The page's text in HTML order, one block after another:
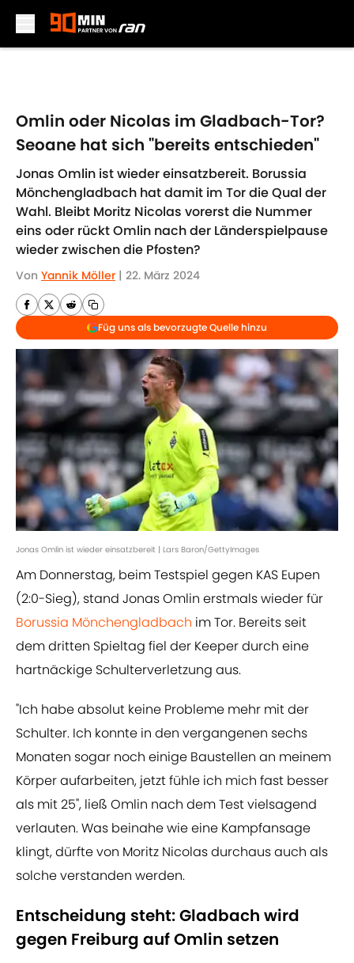
Omlin oder Nicolas im Gladbach-Tor?
Seoane hat sich "bereits entschieden"
Jonas Omlin ist wieder einsatzbereit. Borussia
Mönchengladbach hat damit im Tor die Qual der
Wahl. Bleibt Moritz Nicolas vorerst die Nummer
eins oder rückt Omlin nach der Länderspielpause
wieder zwischen die Pfosten?
Von Yannik Möller | 22. März 2024
Füg uns als bevorzugte Quelle hinzu
Jonas Omlin ist wieder einsatzbereit | Lars Baron/GettyImages
Am Donnerstag, beim Testspiel gegen KAS Eupen
(2:0-Sieg), stand Jonas Omlin erstmals wieder für
Borussia Mönchengladbach im Tor. Bereits seit
dem dritten Spieltag fiel der Keeper durch eine
hartnäckige Schulterverletzung aus.
"Ich habe absolut keine Probleme mehr mit der
Schulter. Ich konnte in den vergangenen sechs
Monaten sogar noch einige Baustellen an meinem
Körper aufarbeiten, jetzt fühle ich mich fast besser
als mit 25", ließ Omlin nach dem Test vielsagend
verlauten. Was beinahe wie eine Kampfansage
klingt, dürfte von Moritz Nicolas durchaus auch als
solche verstanden werden.
Entscheidung steht: Gladbach wird
gegen Freiburg auf Omlin setzen